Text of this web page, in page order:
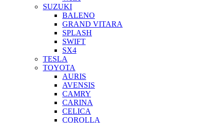
SUZUKI
BALENO
GRAND VITARA
SPLASH
SWIFT
SX4
TESLA
TOYOTA
AURIS
AVENSIS
CAMRY
CARINA
CELICA
COROLLA